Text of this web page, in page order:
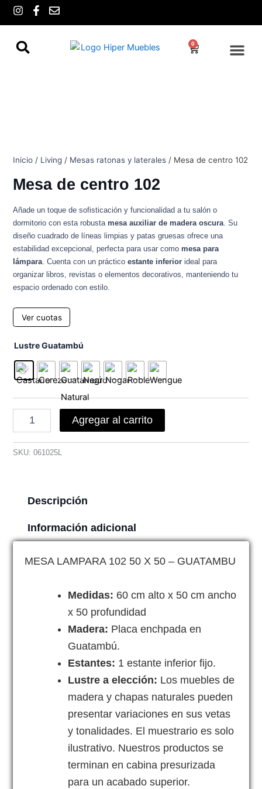
I
t
a
F
a
E
0
Cart
Inicio / Living / Mesas ratonas y laterales / Mesa de centro 102
Mesa de centro 102
Añade un toque de sofisticación y funcionalidad a tu salón o
dormitorio con esta robustamesa auxiliar de madera oscura . Su
diseño cuadrado de líneas limpias y patas gruesas ofrece una
estabilidad excepcional, perfecta para usar comomesa para
lámpara . Cuenta con un prácticoestante inferior ideal para
organizar libros, revistas o elementos decorativos, manteniendo tu
espacio ordenado con estilo.
Ver cuotas
Lustre Guatambú
Mesa
centro
102
Agregar al carrito
SKU:061025L
Descripción
Información adicional
MESA LAMPARA 102 50 X 50 – GUATAMBU
Medidas: 60 cm alto x 50 cm ancho
x 50 profundidad
Madera: Placa enchpada en
Guatambú.
Estantes: 1 estante inferior fijo.
Lustre a elección: Los muebles de
madera y chapas naturales pueden
presentar variaciones en sus vetas
y tonalidades. El muestrario es solo
ilustrativo. Nuestros productos se
terminan en cabina presurizada
para un acabado superior.